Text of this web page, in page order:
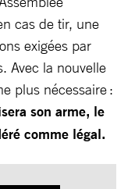
cas de tir, une
exigées par
Avec la nouvelle
plus nécessaire :
son arme, le
comme légal.